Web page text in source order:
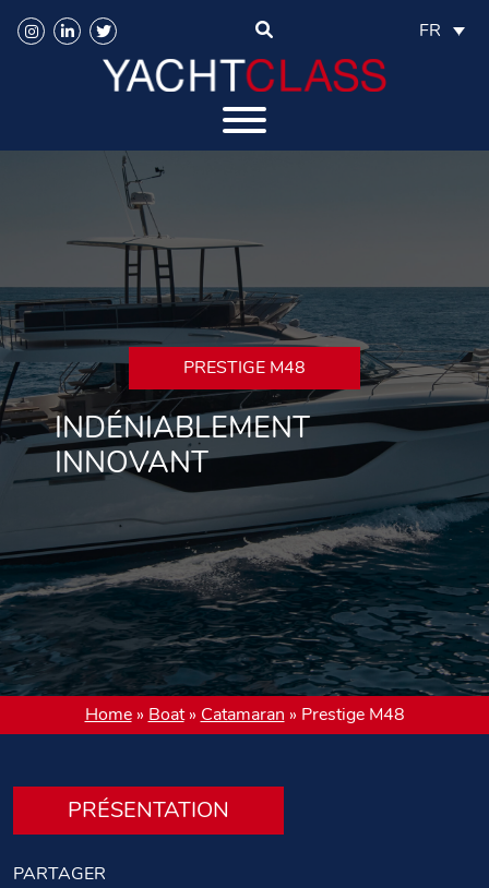
FR
PRESTIGE M48
INDÉNIABLEMENT
INNOVANT
Home» Boat» Catamaran » Prestige M48
PRÉSENTATION
PARTAGER